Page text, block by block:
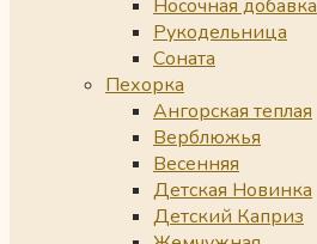
Носочная добавка
Рукодельница
Соната
Пехорка
Ангорская теплая
Верблюжья
Весенняя
Детская Новинка
Детский Каприз